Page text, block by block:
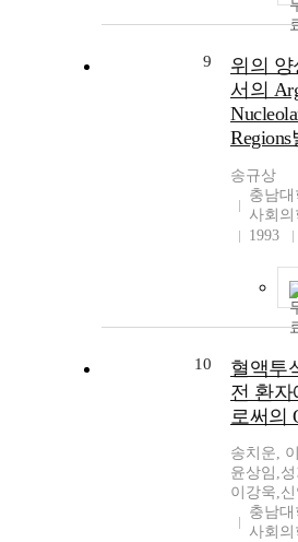
9
위의
서의
송규상
충남
사회
1993
10
혈액투
전 환
로써의
송치운,
윤상임,
이강욱,
충남
사회